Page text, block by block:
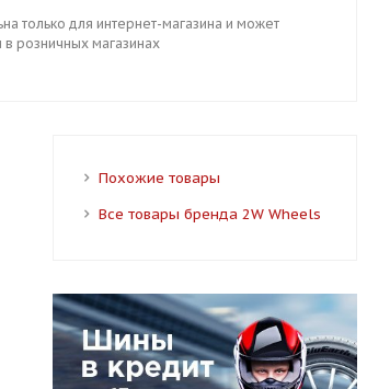
только для интернет-магазина и может
в розничных магазинах
Похожие товары
Все товары бренда 2W Wheels